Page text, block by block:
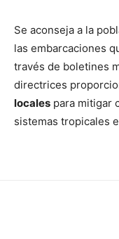
Se aconseja a la
las embarcaciones
través de boletines
directrices
locales para mitigar
sistemas tropicales